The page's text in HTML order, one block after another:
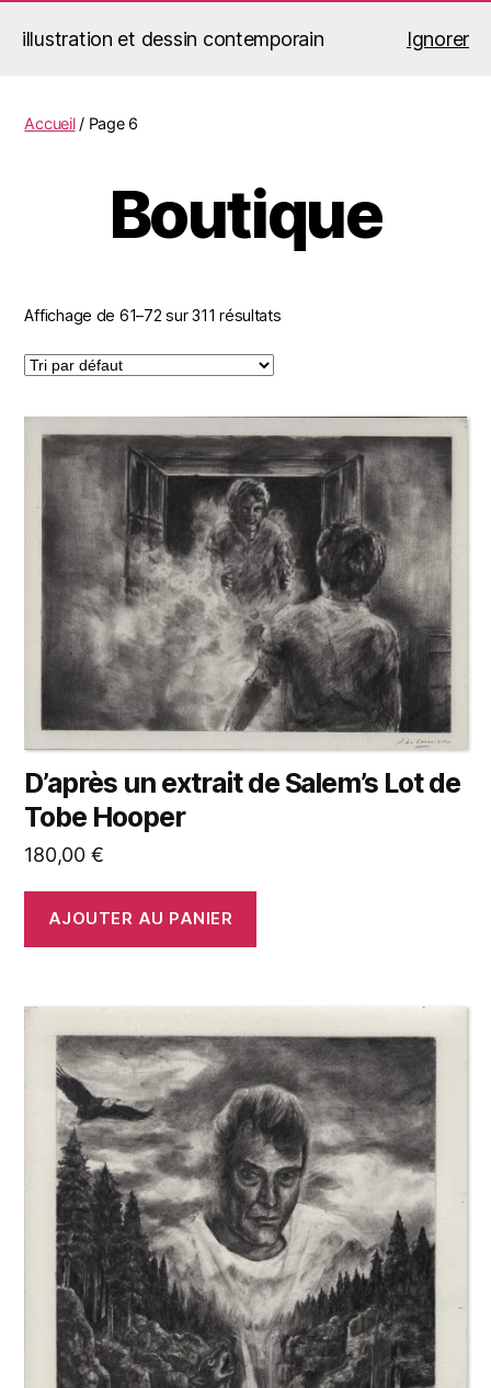
illustration et dessin contemporain Ignorer
Jérémy Le Corvaisier
Accueil/ Page 6
Boutique
Affichage de 61–72 sur 311 résultats
D’après un extrait de Salem’s Lot de
Tobe Hooper
180,00 €
AJOUTER AU PANIER